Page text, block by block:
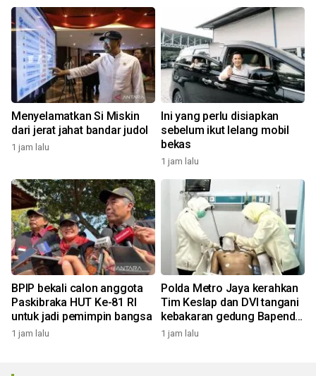
Menyelamatkan Si Miskin
dari jerat jahat bandar judol
1 jam lalu
Ini yang perlu disiapkan
sebelum ikut lelang mobil
bekas
1 jam lalu
BPIP bekali calon anggota
Paskibraka HUT Ke-81 RI
untuk jadi pemimpin bangsa
1 jam lalu
Polda Metro Jaya kerahkan
Tim Keslap dan DVI tangani
kebakaran gedung Bapenda
DKI
1 jam lalu